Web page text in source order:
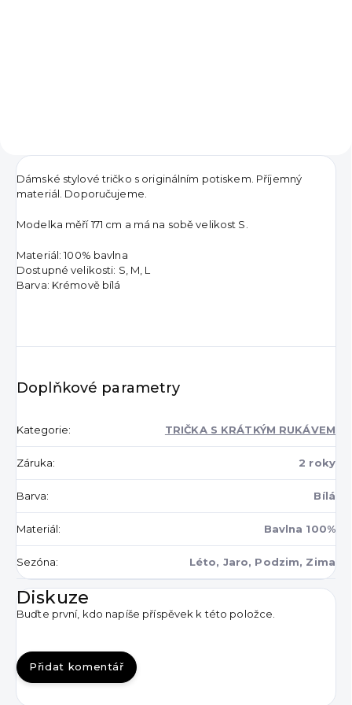
Dámské stylové tričko s originálním potiskem. Příjemný
materiál. Doporučujeme.
Modelka měří 171 cm a má na sobě velikost S.
Materiál: 100% bavlna
Dostupné velikosti: S, M, L
Barva: Krémově bílá
Doplňkové parametry
Kategorie: TRIČKA S KRÁTKÝM RUKÁVEM
Záruka: 2 roky
Barva: Bílá
Materiál: Bavlna 100%
Sezóna: Léto, Jaro, Podzim, Zima
Diskuze
Buďte první, kdo napíše příspěvek k této položce.
Přidat komentář